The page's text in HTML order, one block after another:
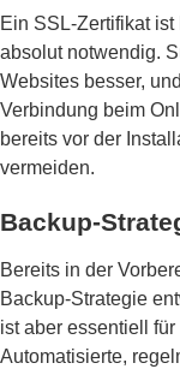
Ein SSL-Zertifikat
absolut notwendig.
Websites besser,
Verbindung beim
bereits vor der
vermeiden.
Backup-
Bereits in der
Backup-Strategie
ist aber essentiell
Automatisierte,